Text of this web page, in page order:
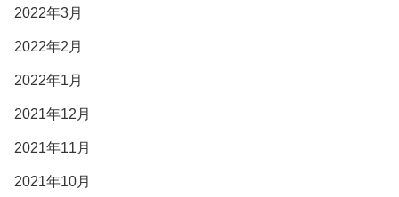
2022年3月
2022年2月
2022年1月
2021年12月
2021年11月
2021年10月